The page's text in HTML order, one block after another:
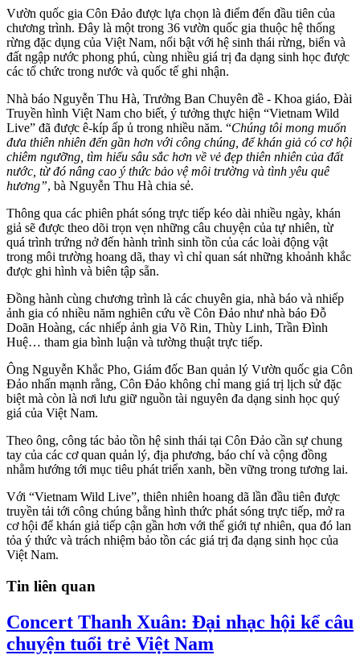
Vườn quốc gia Côn Đảo được lựa chọn là điểm đến đầu tiên của
chương trình. Đây là một trong 36 vườn quốc gia thuộc hệ thống
rừng đặc dụng của Việt Nam, nổi bật với hệ sinh thái rừng, biển và
đất ngập nước phong phú, cùng nhiều giá trị đa dạng sinh học được
các tổ chức trong nước và quốc tế ghi nhận.
Nhà báo Nguyễn Thu Hà, Trưởng Ban Chuyên đề - Khoa giáo, Đài
Truyền hình Việt Nam cho biết, ý tưởng thực hiện “Vietnam Wild
Live” đã được ê-kíp ấp ủ trong nhiều năm. “Chúng tôi mong muốn
đưa thiên nhiên đến gần hơn với công chúng, để khán giả có cơ hội
chiêm ngưỡng, tìm hiểu sâu sắc hơn về vẻ đẹp thiên nhiên của đất
nước, từ đó nâng cao ý thức bảo vệ môi trường và tình yêu quê
hương”, bà Nguyễn Thu Hà chia sẻ.
Thông qua các phiên phát sóng trực tiếp kéo dài nhiều ngày, khán
giả sẽ được theo dõi trọn vẹn những câu chuyện của tự nhiên, từ
quá trình trứng nở đến hành trình sinh tồn của các loài động vật
trong môi trường hoang dã, thay vì chỉ quan sát những khoảnh khắc
được ghi hình và biên tập sẵn.
Đồng hành cùng chương trình là các chuyên gia, nhà báo và nhiếp
ảnh gia có nhiều năm nghiên cứu về Côn Đảo như nhà báo Đỗ
Doãn Hoàng, các nhiếp ảnh gia Võ Rin, Thùy Linh, Trần Đình
Huệ… tham gia bình luận và tường thuật trực tiếp.
Ông Nguyễn Khắc Pho, Giám đốc Ban quản lý Vườn quốc gia Côn
Đảo nhấn mạnh rằng, Côn Đảo không chỉ mang giá trị lịch sử đặc
biệt mà còn là nơi lưu giữ nguồn tài nguyên đa dạng sinh học quý
giá của Việt Nam.
Theo ông, công tác bảo tồn hệ sinh thái tại Côn Đảo cần sự chung
tay của các cơ quan quản lý, địa phương, báo chí và cộng đồng
nhằm hướng tới mục tiêu phát triển xanh, bền vững trong tương lai.
Với “Vietnam Wild Live”, thiên nhiên hoang dã lần đầu tiên được
truyền tải tới công chúng bằng hình thức phát sóng trực tiếp, mở ra
cơ hội để khán giả tiếp cận gần hơn với thế giới tự nhiên, qua đó lan
tỏa ý thức và trách nhiệm bảo tồn các giá trị đa dạng sinh học của
Việt Nam.
Tin liên quan
Concert Thanh Xuân: Đại nhạc hội kể câu
chuyện tuổi trẻ Việt Nam